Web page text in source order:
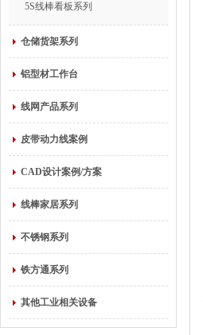
5S线棒看板系列
仓储货架系列
铝型材工作台
线网产品系列
皮带动力线案例
CAD设计案例/方案
线棒家居系列
不锈钢系列
铁方通系列
其他工业相关设备